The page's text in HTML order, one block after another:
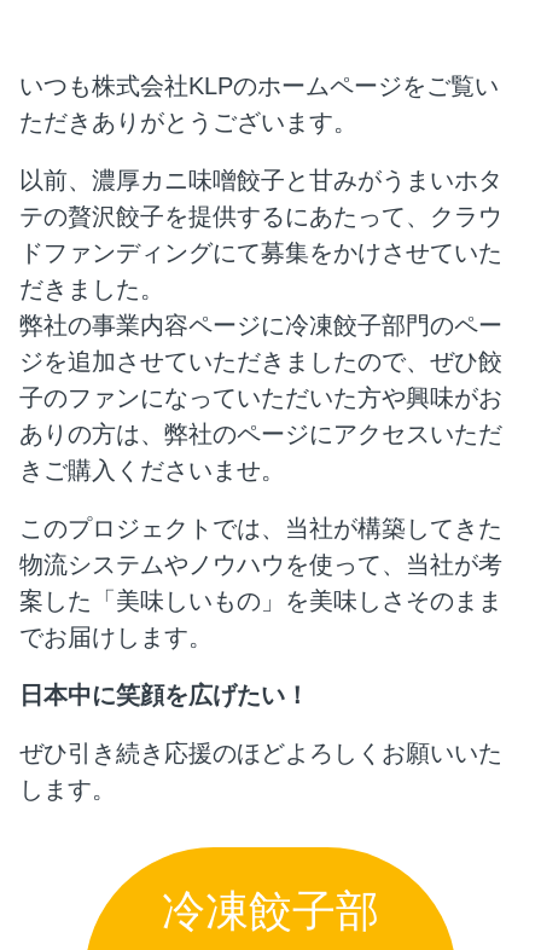
いつも株式会社KLPのホームページをご覧い
ただきありがとうございます。
以前、濃厚カニ味噌餃子と甘みがうまいホタ
テの贅沢餃子を提供するにあたって、クラウ
ドファンディングにて募集をかけさせていた
だきました。
弊社の事業内容ページに冷凍餃子部門のペー
ジを追加させていただきましたので、ぜひ餃
子のファンになっていただいた方や興味がお
ありの方は、弊社のページにアクセスいただ
きご購入くださいませ。
このプロジェクトでは、当社が構築してきた
物流システムやノウハウを使って、当社が考
案した「美味しいもの」を美味しさそのまま
でお届けします。
日本中に笑顔を広げたい！
ぜひ引き続き応援のほどよろしくお願いいた
します。
冷凍餃子部